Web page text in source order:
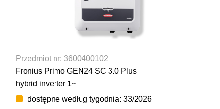
Przedmiot nr: 3600400102
Fronius Primo GEN24 SC 3.0 Plus
hybrid inverter 1~
dostępne według tygodnia: 33/2026